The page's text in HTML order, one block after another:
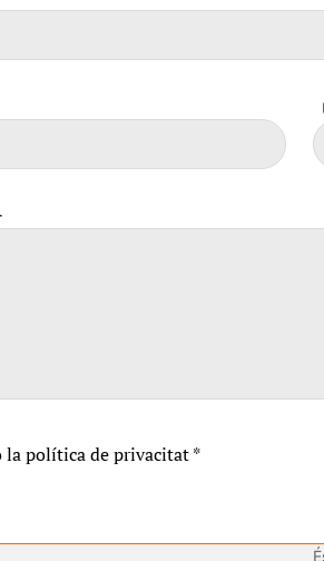
la política de privacitat*